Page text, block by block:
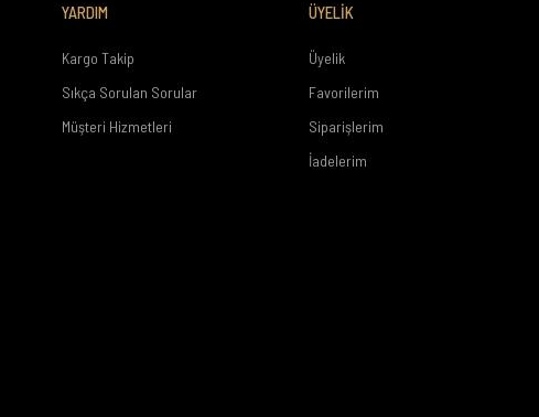
YARDIM
Kargo Takip
Sıkça Sorulan Sorular
Müşteri Hizmetleri
ÜYELİK
Üyelik
Favorilerim
Siparişlerim
İadelerim